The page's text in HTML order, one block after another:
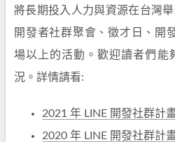
將長期投入人力與資源在台灣
開發者社群聚會、徵才日、開
場以上的活動。歡迎讀者們能
況。詳情請看:
2021 年 LINE 開發社群計
2020 年 LINE 開發社群計